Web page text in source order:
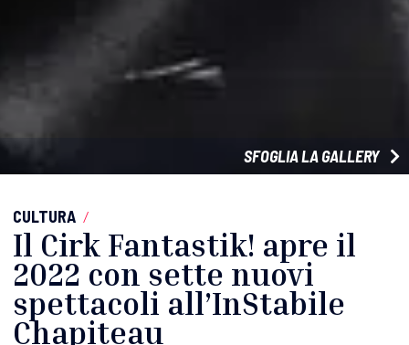
SFOGLIA LA GALLERY
CULTURA /
Il Cirk Fantastik! apre il
2022 con sette nuovi
spettacoli all’InStabile
Chapiteau